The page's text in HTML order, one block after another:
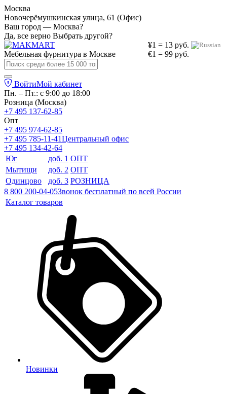
Москва
Новочерёмушкинская улица, 61 (Офис)
Ваш город — Москва?
Да, все верно Выбрать другой?
¥1 = 13 руб.
€1 = 99 руб.
Мебельная фурнитура в Москве
ВойтиМой кабинет
Пн. – Пт.: с 9:00 до 18:00
Розница (Москва)
+7 495 137-62-85
Опт
+7 495 974-62-85
+7 495 785-11-41Центральный офис
+7 495 134-42-64
Юг
доб. 1 ОПТ
Мытищи
доб. 2 ОПТ
Одинцово
доб. 3 РОЗНИЦА
8 800 200-04-05Звонок бесплатный по всей России
Каталог товаров
Новинки